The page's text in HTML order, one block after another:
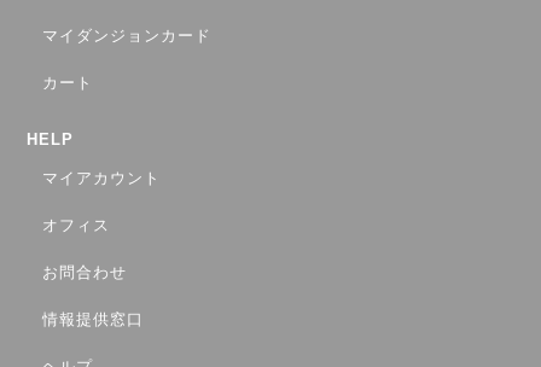
マイダンジョンカード
カート
HELP
マイアカウント
オフィス
お問合わせ
情報提供窓口